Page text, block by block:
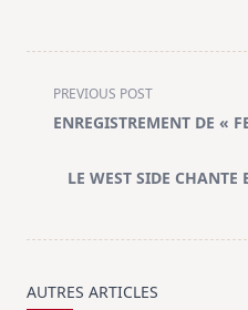
<span
class="nav-
screen-
PREVIOUS POST
ENREGISTREMENT DE «
LE WEST SIDE CHANTE
AUTRES ARTICLES